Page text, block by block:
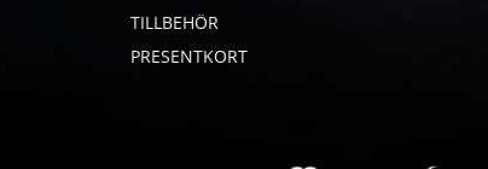
TILLBEHÖR
PRESENTKORT